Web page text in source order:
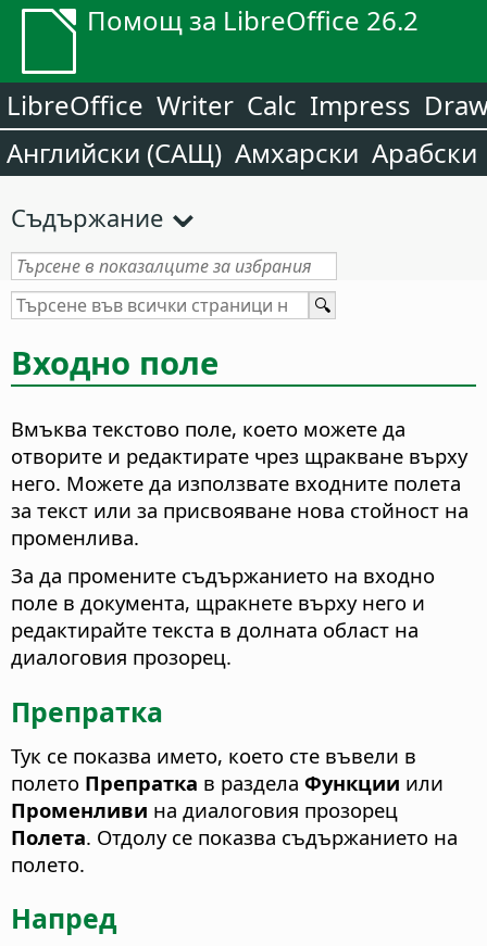
Помощ за LibreOffice 26.2
LibreOffice Writer Calc Impress
Английски (САЩ) Амхарски Арабски
Съдържание
Входно поле
Вмъква текстово поле, което можете да
отворите и редактирате чрез щракване върху
него. Можете да използвате входните полета
за текст или за присвояване нова стойност на
променлива.
За да промените съдържанието на входно
поле в документа, щракнете върху него и
редактирайте текста в долната област на
диалоговия прозорец.
Препратка
Тук се показва името, което сте въвели в
полето Препратка в раздела Функции или
Променливи на диалоговия прозорец
Полета. Отдолу се показва съдържанието на
полето.
Напред